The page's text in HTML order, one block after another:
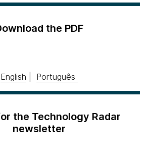
the PDF
English Português
the Technology Radar
newsletter